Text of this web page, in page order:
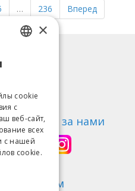
… 236 Вперед
товара
Следи за нами
LITHUANIAN
ESTONIAN
RUSSIAN
×
cookie
с
веб-сайт,
всех
с нашей
cookie.